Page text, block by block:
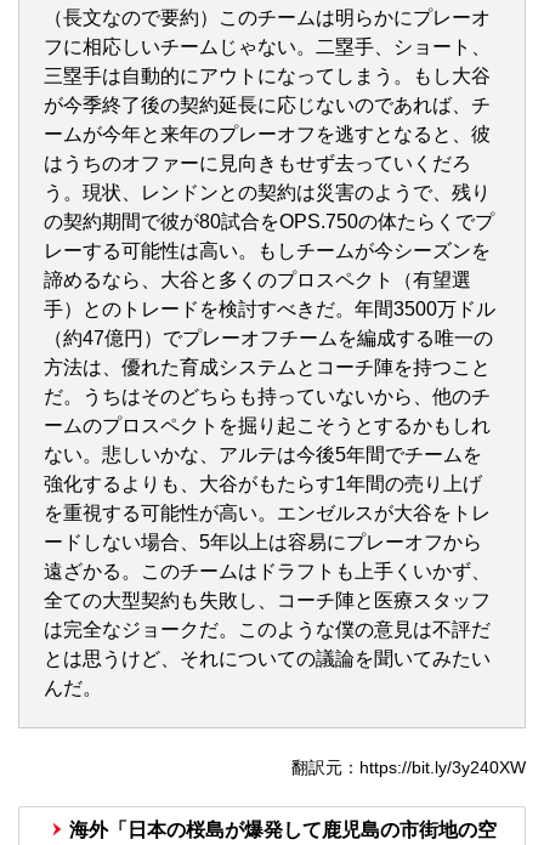
（長文なので要約）このチームは明らかにプレーオ
フに相応しいチームじゃない。二塁手、ショート、
三塁手は自動的にアウトになってしまう。もし大谷
が今季終了後の契約延長に応じないのであれば、チ
ームが今年と来年のプレーオフを逃すとなると、彼
はうちのオファーに見向きもせず去っていくだろ
う。現状、レンドンとの契約は災害のようで、残り
の契約期間で彼が80試合をOPS.750の体たらくでプ
レーする可能性は高い。もしチームが今シーズンを
諦めるなら、大谷と多くのプロスペクト（有望選
手）とのトレードを検討すべきだ。年間3500万ドル
（約47億円）でプレーオフチームを編成する唯一の
方法は、優れた育成システムとコーチ陣を持つこと
だ。うちはそのどちらも持っていないから、他のチ
ームのプロスペクトを掘り起こそうとするかもしれ
ない。悲しいかな、アルテは今後5年間でチームを
強化するよりも、大谷がもたらす1年間の売り上げ
を重視する可能性が高い。エンゼルスが大谷をトレ
ードしない場合、5年以上は容易にプレーオフから
遠ざかる。このチームはドラフトも上手くいかず、
全ての大型契約も失敗し、コーチ陣と医療スタッフ
は完全なジョークだ。このような僕の意見は不評だ
とは思うけど、それについての議論を聞いてみたい
んだ。
翻訳元：https://bit.ly/3y240XW
海外「日本の桜島が爆発して鹿児島の市街地の空